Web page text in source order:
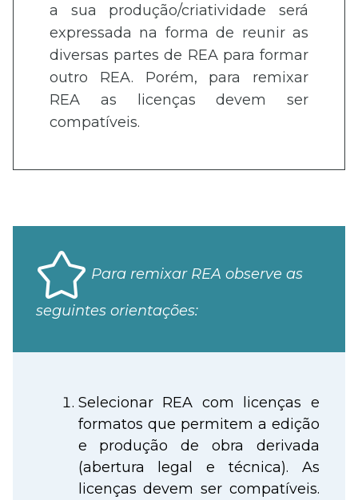
a sua produção/criatividade será
expressada na forma de reunir as
diversas partes de REA para formar
outro REA. Porém, para remixar
REA as licenças devem ser
compatíveis.
Para remixar REA observe as
seguintes orientações:
Selecionar REA com licenças e
formatos que permitem a edição
e produção de obra derivada
(abertura legal e técnica). As
licenças devem ser compatíveis.